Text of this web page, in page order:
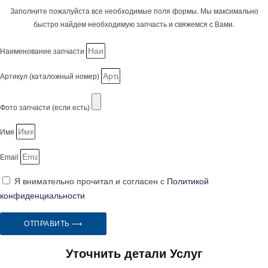
Заполните пожалуйста все необходимые поля формы. Мы максимально
быстро найдем необходимую запчасть и свяжемся с Вами.
Наименование запчасти
Артикул (каталожный номер)
Фото запчасти (если есть)
Имя
Email
Я внимательно прочитал и согласен с Политикой
конфиденциальности
ОТПРАВИТЬ ⟶
Уточнить детали Услуг